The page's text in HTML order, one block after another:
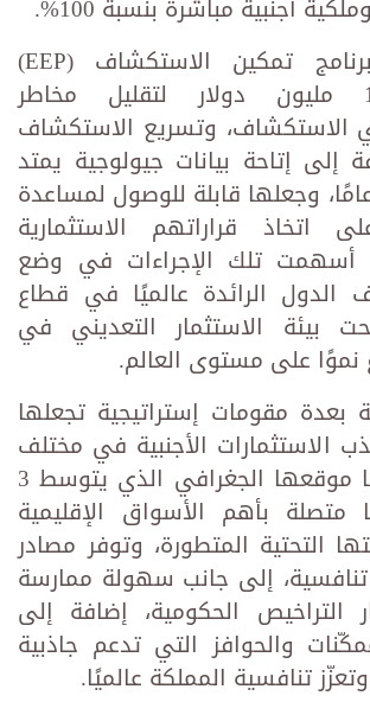
أجنبية مباشرة بنسبة 100%.
كما أطلقت برنامج تمكين الاستكشاف (EEP)
بتخصيص 182 مليون دولار لتقليل مخاطر
الاستكشاف، وتسريع الاستكشاف
إلى إتاحة بيانات جيولوجية يمتد
إلى 80 عامًا، وجعلها قابلة للوصول لمساعدة
اتخاذ قراراتهم الاستثمارية
أسهمت تلك الإجراءات في وضع
الدول الرائدة عالميًا في قطاع
بيئة الاستثمار التعديني في
نموًا على مستوى العالم.
بعدة مقومات إستراتيجية تجعلها
الاستثمارات الأجنبية في مختلف
القطاعات، منها موقعها الجغرافي الذي يتوسط 3
متصلة بأهم الأسواق الإقليمية
التحتية المتطورة، وتوفر مصادر
تنافسية، إلى جانب سهولة ممارسة
التراخيص الحكومية، إضافة إلى
والحوافز التي تدعم جاذبية
وتعزّز تنافسية المملكة عالميًا.